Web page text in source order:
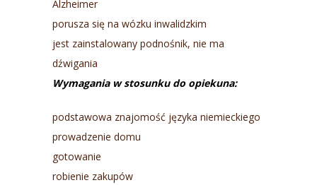
Alzheimer
porusza się na wózku inwalidzkim
jest zainstalowany podnośnik, nie ma
dźwigania
Wymagania w stosunku do opiekuna:
podstawowa znajomość języka niemieckiego
prowadzenie domu
gotowanie
robienie zakupów